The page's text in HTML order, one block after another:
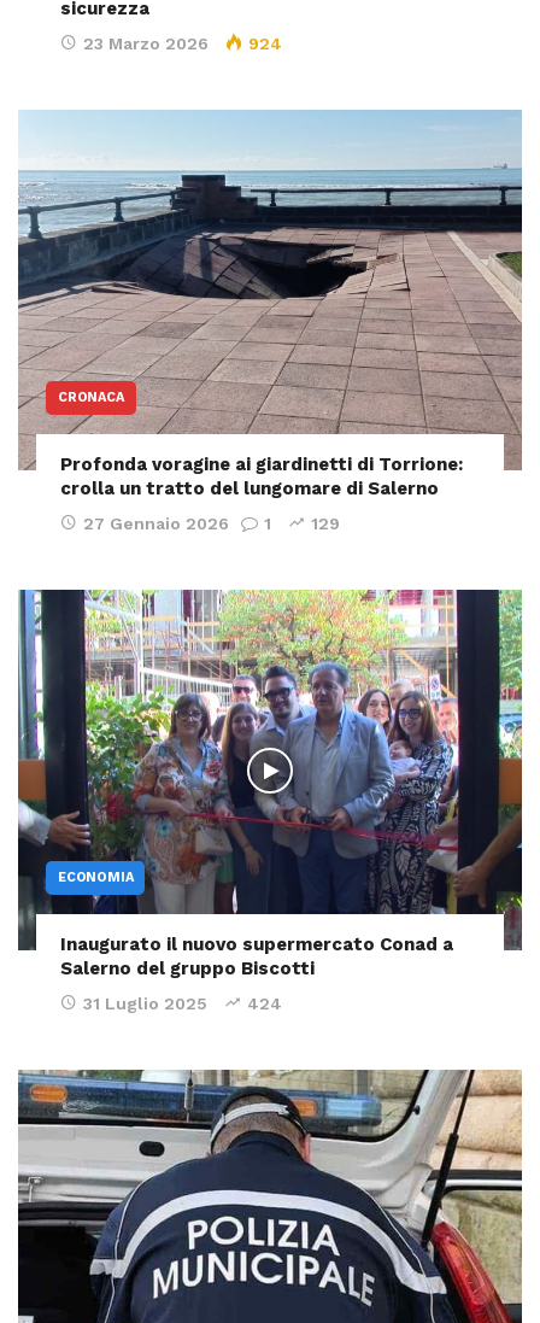
sicurezza
23 Marzo 2026 924
CRONACA
Profonda voragine ai giardinetti di Torrione:
crolla un tratto del lungomare di Salerno
27 Gennaio 2026 1 129
ECONOMIA
Inaugurato il nuovo supermercato Conad a
Salerno del gruppo Biscotti
31 Luglio 2025 424